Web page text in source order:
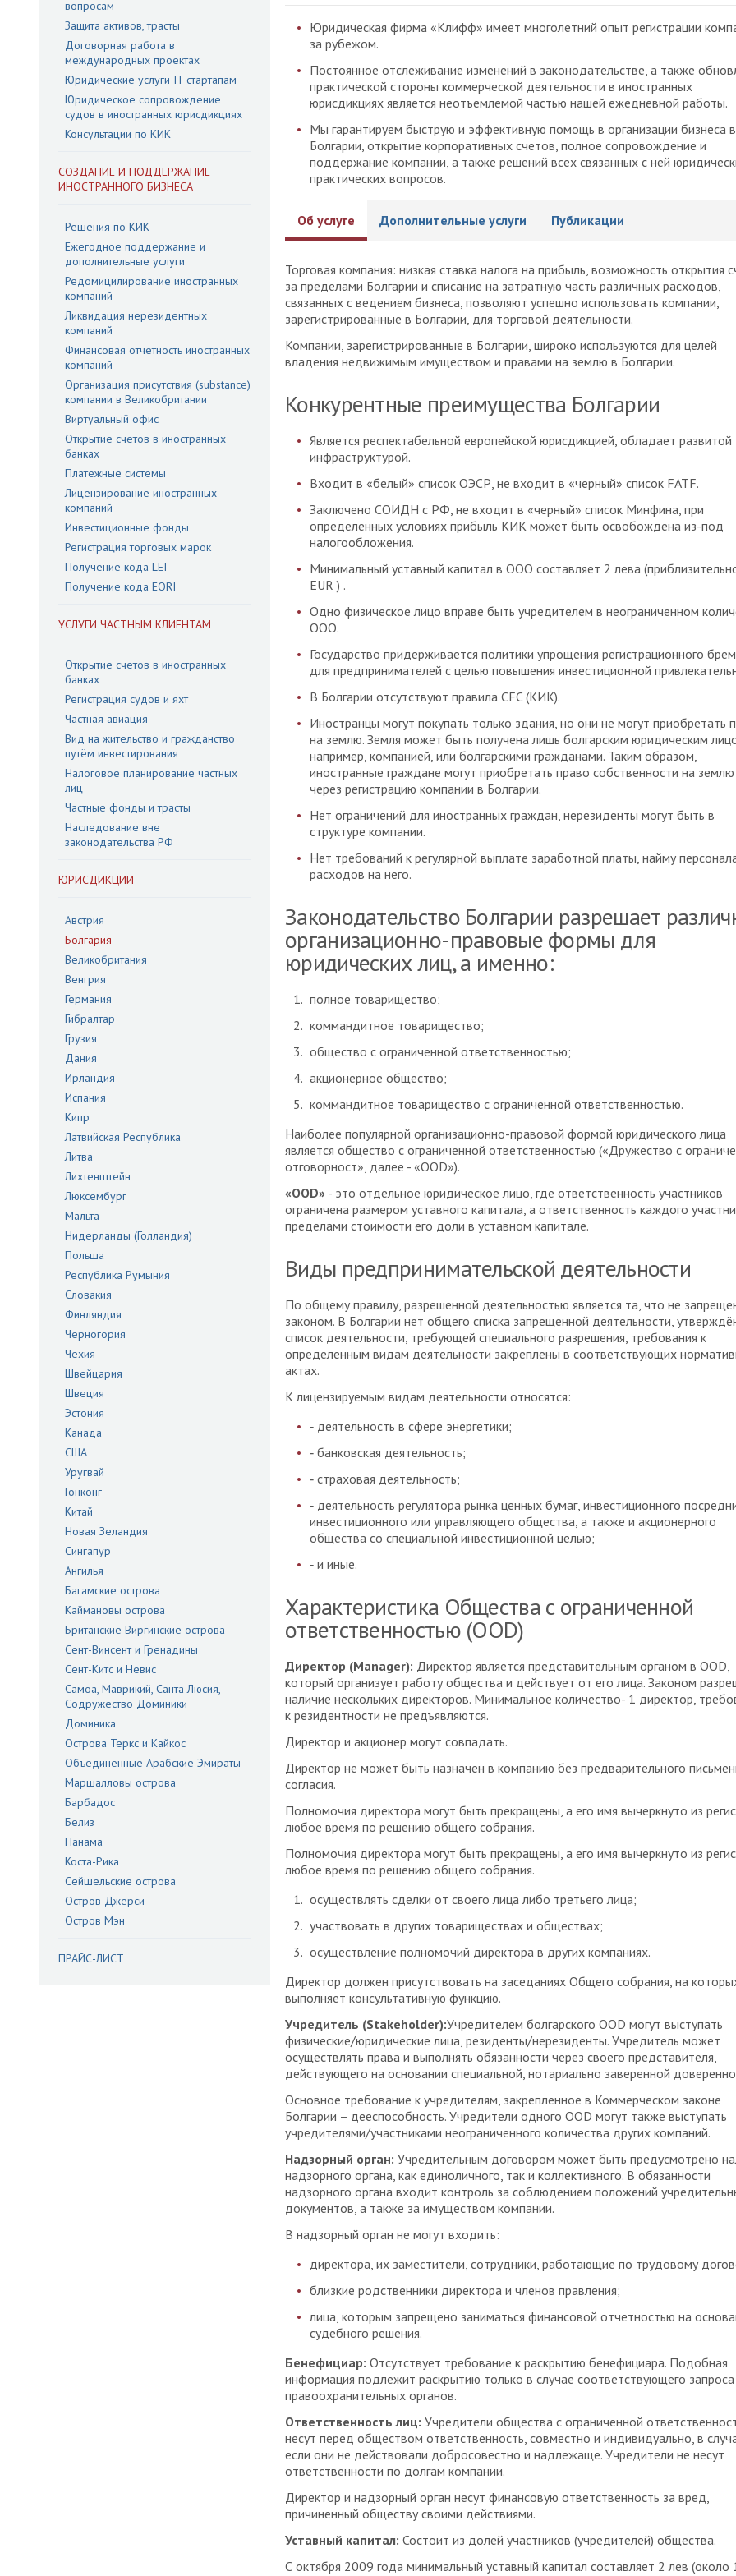
вопросам
Защита активов, трасты
Договорная работа в
международных проектах
Юридические услуги IT стартапам
Юридическое сопровождение
судов в иностранных юрисдикциях
Консультации по КИК
СОЗДАНИЕ И ПОДДЕРЖАНИЕ
ИНОСТРАННОГО БИЗНЕСА
Решения по КИК
Ежегодное поддержание и
дополнительные услуги
Редомицилирование иностранных
компаний
Ликвидация нерезидентных
компаний
Финансовая отчетность иностранных
компаний
Организация присутствия (substance)
компании в Великобритании
Виртуальный офис
Открытие счетов в иностранных
банках
Платежные системы
Лицензирование иностранных
компаний
Инвестиционные фонды
Регистрация торговых марок
Получение кода LEI
Получение кода EORI
УСЛУГИ ЧАСТНЫМ КЛИЕНТАМ
Открытие счетов в иностранных
банках
Регистрация судов и яхт
Частная авиация
Вид на жительство и гражданство
путём инвестирования
Налоговое планирование частных
лиц
Частные фонды и трасты
Наследование вне
законодательства РФ
ЮРИСДИКЦИИ
Австрия
Болгария
Великобритания
Венгрия
Германия
Гибралтар
Грузия
Дания
Ирландия
Испания
Кипр
Латвийская Республика
Литва
Лихтенштейн
Люксембург
Мальта
Нидерланды (Голландия)
Польша
Республика Румыния
Словакия
Финляндия
Черногория
Чехия
Швейцария
Швеция
Эстония
Канада
США
Уругвай
Гонконг
Китай
Новая Зеландия
Сингапур
Ангилья
Багамские острова
Каймановы острова
Британские Виргинские острова
Сент-Винсент и Гренадины
Сент-Китс и Невис
Самоа, Маврикий, Санта Люсия,
Содружество Доминики
Доминика
Острова Теркс и Кайкос
Объединенные Арабские Эмираты
Маршалловы острова
Барбадос
Белиз
Панама
Коста-Рика
Сейшельские острова
Остров Джерси
Остров Мэн
ПРАЙС-ЛИСТ
Юридическая фирма «Клифф» имеет многолетний опыт регистрации
за рубежом.
Постоянное отслеживание изменений в законодательстве, а также
практической стороны коммерческой деятельности в иностранных
юрисдикциях является неотъемлемой частью нашей ежедневной работы.
Мы гарантируем быструю и эффективную помощь в организации бизнеса в
Болгарии, открытие корпоративных счетов, полное сопровождение и
поддержание компании, а также решений всех связанных с ней
практических вопросов.
Об услуге Дополнительные услуги Публикации
Торговая компания: низкая ставка налога на прибыль, возможность открытия
за пределами Болгарии и списание на затратную часть различных расходов,
связанных с ведением бизнеса, позволяют успешно использовать компании,
зарегистрированные в Болгарии, для торговой деятельности.
Компании, зарегистрированные в Болгарии, широко используются для целей
владения недвижимым имуществом и правами на землю в Болгарии.
Конкурентные преимущества Болгарии
Является респектабельной европейской юрисдикцией, обладает развитой
инфраструктурой.
Входит в «белый» список ОЭСР, не входит в «черный» список FATF.
Заключено СОИДН с РФ, не входит в «черный» список Минфина, при
определенных условиях прибыль КИК может быть освобождена из-под
налогообложения.
Минимальный уставный капитал в ООО составляет 2 лева
EUR ) .
Одно физическое лицо вправе быть учредителем в неограниченном
ООО.
Государство придерживается политики упрощения регистрационного
для предпринимателей с целью повышения инвестиционной
В Болгарии отсутствуют правила CFC (КИК).
Иностранцы могут покупать только здания, но они не могут приобретать
на землю. Земля может быть получена лишь болгарским юридическим
например, компанией, или болгарскими гражданами. Таким образом,
иностранные граждане могут приобретать право собственности на землю
через регистрацию компании в Болгарии.
Нет ограничений для иностранных граждан, нерезиденты могут быть в
структуре компании.
Нет требований к регулярной выплате заработной платы, найму
расходов на него.
Законодательство Болгарии разрешает
организационно-правовые формы для
юридических лиц, а именно:
полное товарищество;
коммандитное товарищество;
общество с ограниченной ответственностью;
акционерное общество;
коммандитное товарищество с ограниченной ответственностью.
Наиболее популярной организационно-правовой формой юридического лица
является общество с ограниченной ответственностью («Дружество с
отговорност», далее - «OOD»).
«OOD» - это отдельное юридическое лицо, где ответственность участников
ограничена размером уставного капитала, а ответственность каждого
пределами стоимости его доли в уставном капитале.
Виды предпринимательской деятельности
По общему правилу, разрешенной деятельностью является та, что не
законом. В Болгарии нет общего списка запрещенной деятельности,
список деятельности, требующей специального разрешения, требования к
определенным видам деятельности закреплены в соответствующих
актах.
К лицензируемым видам деятельности относятся:
‑ деятельность в сфере энергетики;
‑ банковская деятельность;
‑ страховая деятельность;
‑ деятельность регулятора рынка ценных бумаг, инвестиционного
инвестиционного или управляющего общества, а также и акционерного
общества со специальной инвестиционной целью;
‑ и иные.
Характеристика Общества с ограниченной
ответственностью (OOD)
Директор (Manager): Директор является представительным органом в OOD,
который организует работу общества и действует от его лица. Законом
наличие нескольких директоров. Минимальное количество- 1 директор,
к резидентности не предъявляются.
Директор и акционер могут совпадать.
Директор не может быть назначен в компанию без предварительного
согласия.
Полномочия директора могут быть прекращены, а его имя вычеркнуто из
любое время по решению общего собрания.
Полномочия директора могут быть прекращены, а его имя вычеркнуто из
любое время по решению общего собрания.
осуществлять сделки от своего лица либо третьего лица;
участвовать в других товариществах и обществах;
осуществление полномочий директора в других компаниях.
Директор должен присутствовать на заседаниях Общего собрания, на
выполняет консультативную функцию.
Учредитель (Stakeholder):Учредителем болгарского OOD могут выступать
физические/юридические лица, резиденты/нерезиденты. Учредитель может
осуществлять права и выполнять обязанности через своего представителя,
действующего на основании специальной, нотариально заверенной
Основное требование к учредителям, закрепленное в Коммерческом законе
Болгарии – дееспособность. Учредители одного OOD могут также выступать
учредителями/участниками неограниченного количества других компаний.
Надзорный орган: Учредительным договором может быть предусмотрено
надзорного органа, как единоличного, так и коллективного. В обязанности
надзорного органа входит контроль за соблюдением положений
документов, а также за имуществом компании.
В надзорный орган не могут входить:
директора, их заместители, сотрудники, работающие по трудовому
близкие родственники директора и членов правления;
лица, которым запрещено заниматься финансовой отчетностью на
судебного решения.
Бенефициар: Отсутствует требование к раскрытию бенефициара. Подобная
информация подлежит раскрытию только в случае соответствующего
правоохранительных органов.
Ответственность лиц: Учредители общества с ограниченной
несут перед обществом ответственность, совместно и индивидуально, в
если они не действовали добросовестно и надлежаще. Учредители не несут
ответственности по долгам компании.
Директор и надзорный орган несут финансовую ответственность за вред,
причиненный обществу своими действиями.
Уставный капитал: Состоит из долей участников (учредителей) общества.
С октября 2009 года минимальный уставный капитал составляет 2 лев (около